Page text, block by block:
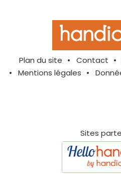
Plan du site Contact
Mentions légales
Sites